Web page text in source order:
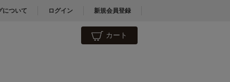
について ログイン 新規会員登録
カート